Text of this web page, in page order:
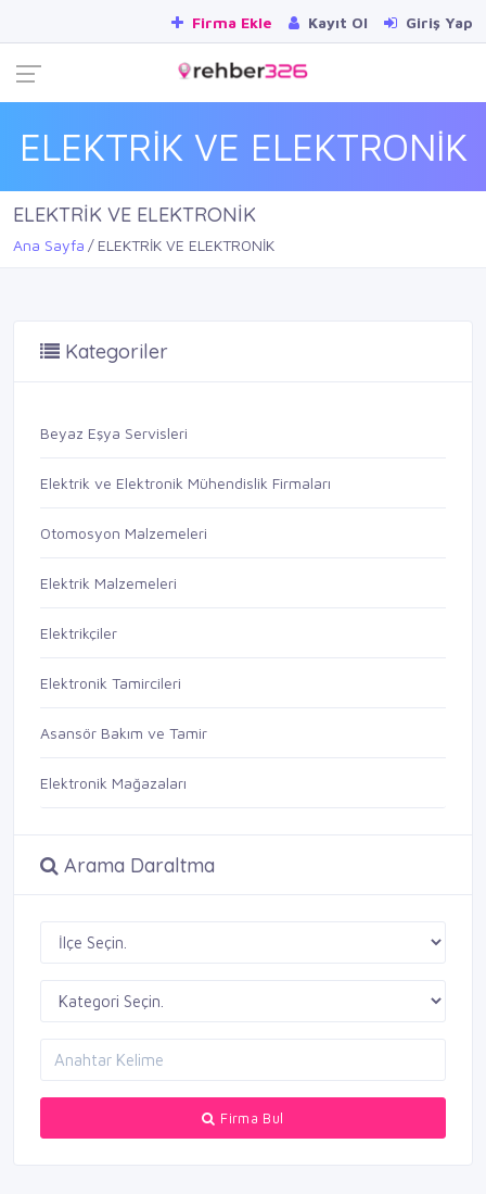
Firma Ekle Kayıt Ol Giriş Yap
ELEKTRİK VE ELEKTRONİK
ELEKTRİK VE ELEKTRONİK
Ana Sayfa ELEKTRİK VE ELEKTRONİK
Kategoriler
Beyaz Eşya Servisleri
Elektrik ve Elektronik Mühendislik Firmaları
Otomosyon Malzemeleri
Elektrik Malzemeleri
Elektrikçiler
Elektronik Tamircileri
Asansör Bakım ve Tamir
Elektronik Mağazaları
Arama Daraltma
Firma Bul